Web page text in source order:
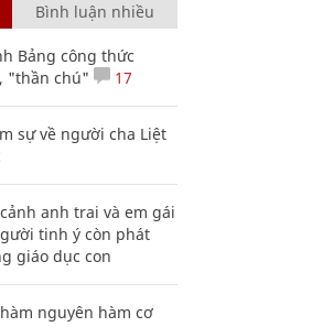
Bình luận nhiều
Bảng công thức
"thần chú"
17
sự về người cha Liệt
anh trai và em gái
tinh ý còn phát
giáo dục con
nguyên hàm cơ